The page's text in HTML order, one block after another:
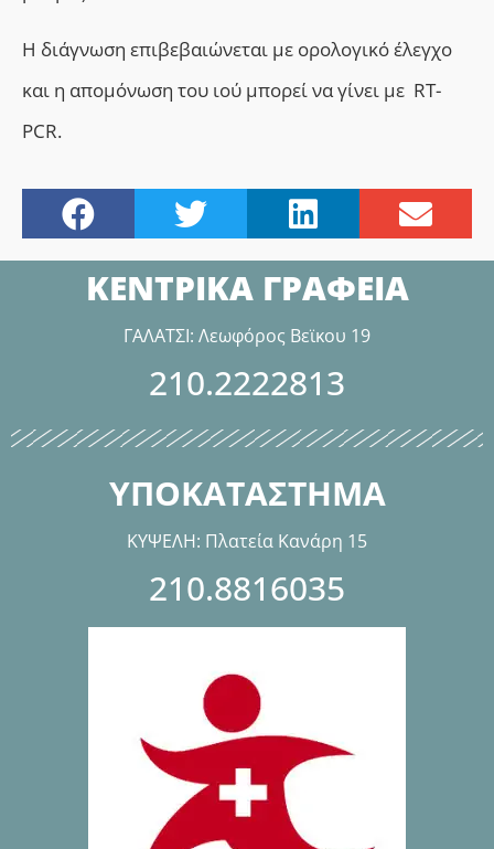
Η διάγνωση επιβεβαιώνεται με ορολογικό έλεγχο
και η απομόνωση του ιού μπορεί να γίνει με RT-
PCR.
ΚΕΝΤΡΙΚΑ ΓΡΑΦΕΙΑ
ΓΑΛΑΤΣΙ: Λεωφόρος Βεϊκου 19
210.2222813
ΥΠΟΚΑΤΑΣΤΗΜΑ
ΚΥΨΕΛΗ: Πλατεία Κανάρη 15
210.8816035